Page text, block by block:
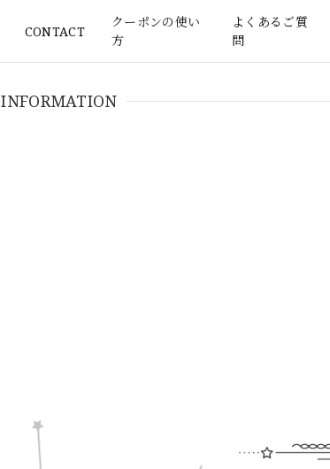
CONTACT
クーポンの使い
方
よくあるご質
問
INFORMATION